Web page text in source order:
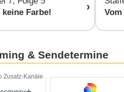
keine Farbe!
Vom
& Sendetermine
Zusatz-Kanäle